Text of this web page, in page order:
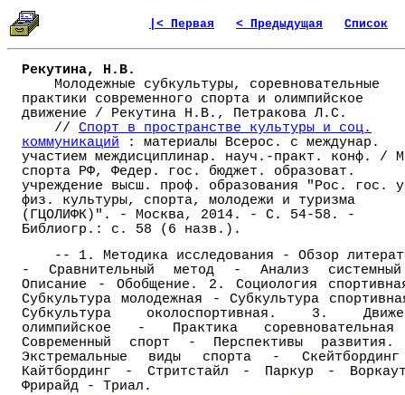
|< Первая < Предыдущая Список
Рекутина, Н.В.
Молодежные субкультуры, соревновательные
практики современного спорта и олимпийское
движение / Рекутина Н.В., Петракова Л.С.
// Спорт в пространстве культуры и соц.
коммуникаций : материалы Всерос. с междунар.
участием междисциплинар. науч.-практ. конф. /
спорта РФ, Федер. гос. бюджет. образоват.
учреждение высш. проф. образования "Рос. гос.
физ. культуры, спорта, молодежи и туризма
(ГЦОЛИФК)". - Москва, 2014. - С. 54-58. -
Библиогр.: с. 58 (6 назв.).
-- 1. Методика исследования - Обзор
- Сравнительный метод - Анализ
Описание - Обобщение. 2. Социология
Субкультура молодежная - Субкультура
Субкультура околоспортивная. 3.
олимпийское - Практика
Современный спорт - Перспективы
Экстремальные виды спорта -
Кайтбординг - Стритстайл - Паркур -
Фрирайд - Триал.